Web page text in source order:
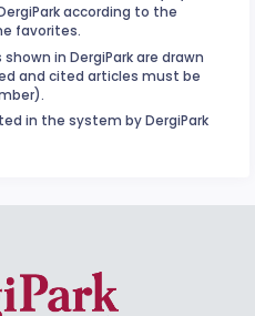
according to the
favorites.
in DergiPark are drawn
and cited articles must be
in the system by DergiPark